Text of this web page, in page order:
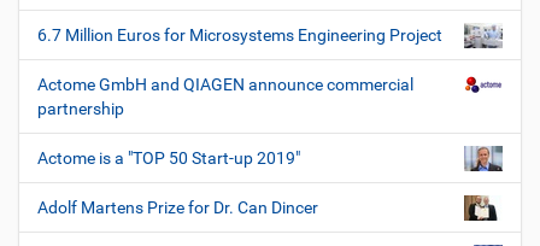
6.7 Million Euros for Microsystems Engineering Project
Actome GmbH and QIAGEN announce commercial
partnership
Actome is a "TOP 50 Start-up 2019"
Adolf Martens Prize for Dr. Can Dincer